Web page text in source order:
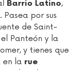
Barrio Latino,
Pasea por sus
de Saint-
Panteón y la
y tienes que
en la rue